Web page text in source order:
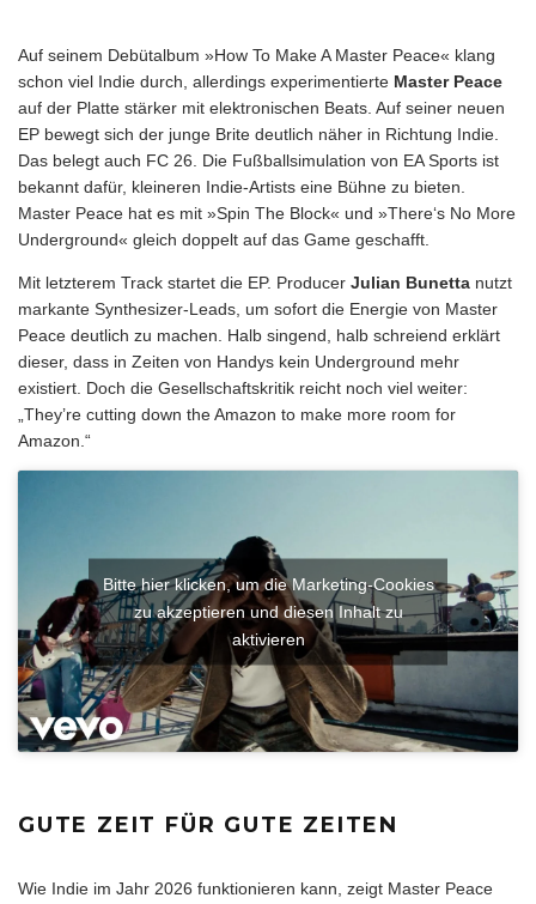
Auf seinem Debütalbum »How To Make A Master Peace« klang
schon viel Indie durch, allerdings experimentierte Master Peace
auf der Platte stärker mit elektronischen Beats. Auf seiner neuen
EP bewegt sich der junge Brite deutlich näher in Richtung Indie.
Das belegt auch FC 26. Die Fußballsimulation von EA Sports ist
bekannt dafür, kleineren Indie-Artists eine Bühne zu bieten.
Master Peace hat es mit »Spin The Block« und »There‘s No More
Underground« gleich doppelt auf das Game geschafft.
Mit letzterem Track startet die EP. Producer Julian Bunetta nutzt
markante Synthesizer-Leads, um sofort die Energie von Master
Peace deutlich zu machen. Halb singend, halb schreiend erklärt
dieser, dass in Zeiten von Handys kein Underground mehr
existiert. Doch die Gesellschaftskritik reicht noch viel weiter:
„They’re cutting down the Amazon to make more room for
Amazon.“
Bitte hier klicken, um die Marketing-Cookies
zu akzeptieren und diesen Inhalt zu
aktivieren
GUTE ZEIT FÜR GUTE ZEITEN
Wie Indie im Jahr 2026 funktionieren kann, zeigt Master Peace